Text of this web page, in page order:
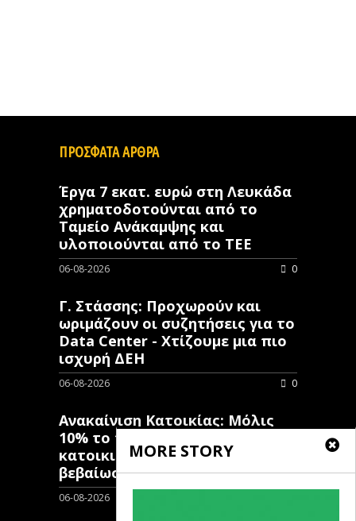
MORE STORY
ΠΡΟΣΦΑΤΑ ΑΡΘΡΑ
Έργα 7 εκατ. ευρώ στη Λευκάδα
χρηματοδοτούνται από το
Ταμείο Ανάκαμψης και
υλοποιούνται από το ΤΕΕ
06-08-2026 0
Γ. Στάσσης: Προχωρούν και
ωριμάζουν οι συζητήσεις για το
Data Center - Χτίζουμε μια πιο
ισχυρή ΔΕΗ
06-08-2026 0
Ανακαίνιση Κατοικίας: Μόλις
10% το ποσοστό των κλειστών
κατοικιών που έχουν λάβει
βεβαίωση ένταξης
06-08-2026